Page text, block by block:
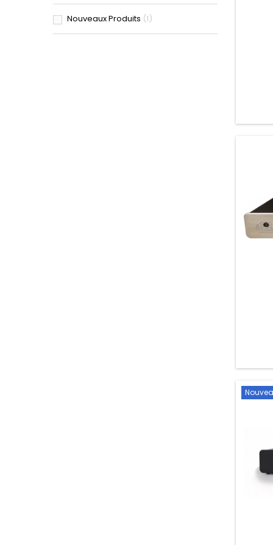
Nouveaux Produits 1